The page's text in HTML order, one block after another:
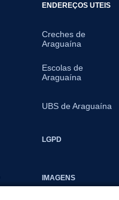
ENDEREÇOS UTEIS
Creches de
Araguaína
Escolas de
Araguaína
UBS de Araguaína
LGPD
IMAGENS